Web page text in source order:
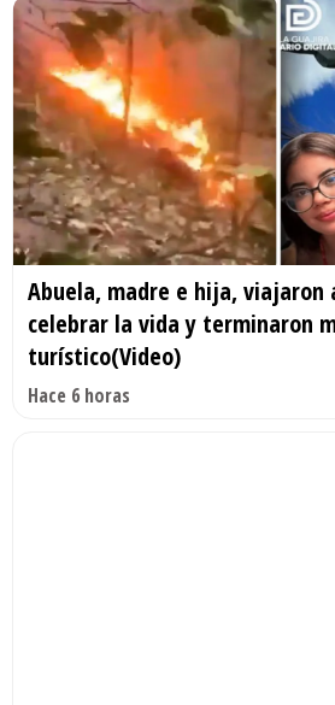
Abuela, madre e hija, viajaron
celebrar la vida y terminaron
turístico(Video)
Hace 6 horas